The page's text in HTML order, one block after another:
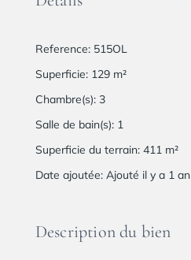
Reference: 515OL
Superficie: 129 m²
Chambre(s): 3
Salle de bain(s): 1
Superficie du terrain: 411 m²
Date ajoutée: Ajouté il y a 1 an
Description du bien